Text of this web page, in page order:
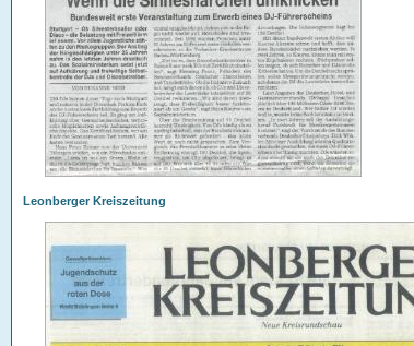
Leonberger Kreiszeitung